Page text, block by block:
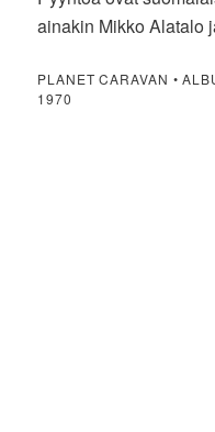
ainakin Mikko Alatalo
PLANET CARAVAN •
1970